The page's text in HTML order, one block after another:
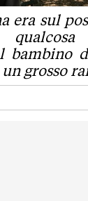
era sul
bambino
grosso